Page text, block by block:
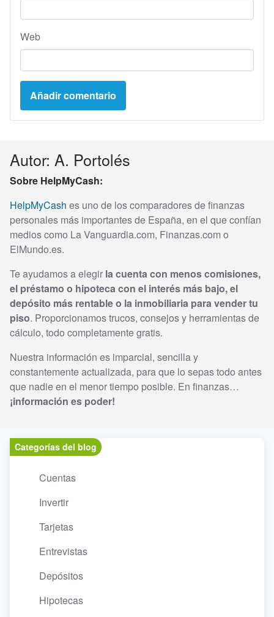
Web
Autor: A. Portolés
Sobre HelpMyCash:
HelpMyCash es uno de los comparadores de finanzas
personales más importantes de España, en el que confían
medios como La Vanguardia.com, Finanzas.com o
ElMundo.es.
Te ayudamos a elegir la cuenta con menos comisiones,
el préstamo o hipoteca con el interés más bajo, el
depósito más rentable o la inmobiliaria para vender tu
piso. Proporcionamos trucos, consejos y herramientas de
cálculo, todo completamente gratis.
Nuestra información es imparcial, sencilla y
constantemente actualizada, para que lo sepas todo antes
que nadie en el menor tiempo posible. En finanzas…
¡información es poder!
Categorías del blog
Cuentas
Invertir
Tarjetas
Entrevistas
Depósitos
Hipotecas